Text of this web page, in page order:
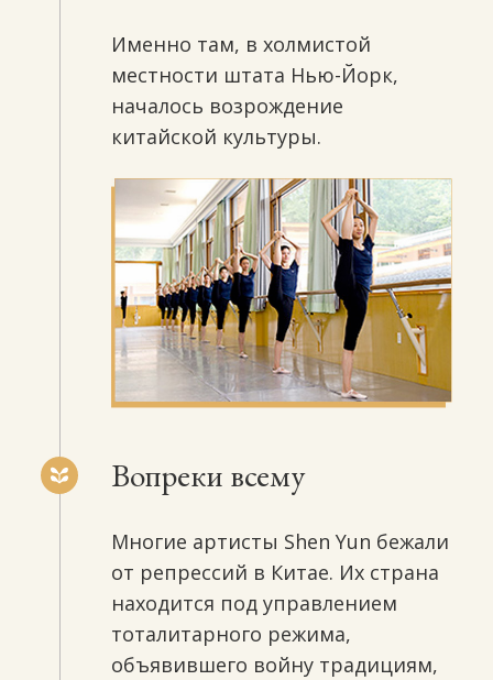
Именно там, в холмистой
местности штата Нью-Йорк,
началось возрождение
китайской культуры.
Вопреки всему
Многие артисты Shen Yun бежали
от репрессий в Китае. Их страна
находится под управлением
тоталитарного режима,
объявившего войну традициям,